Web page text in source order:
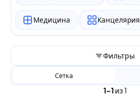
Медицина Канцелярия
Фильтры
1–1 из 1
Сетка